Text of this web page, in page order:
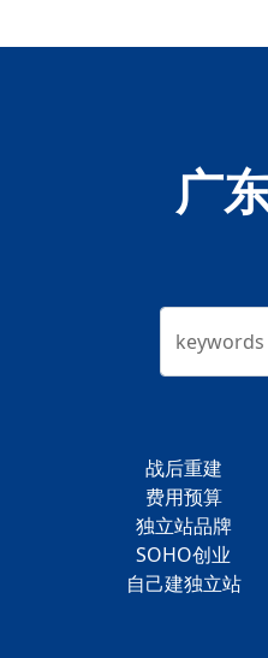
广
keywords
战后重建
费用预算
独立站品牌
SOHO创业
自己建独立站